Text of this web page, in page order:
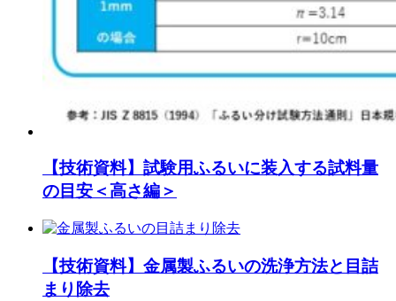
【技術資料】試験用ふるいに装入する試料量
の目安＜高さ編＞
【技術資料】金属製ふるいの洗浄方法と目詰
まり除去